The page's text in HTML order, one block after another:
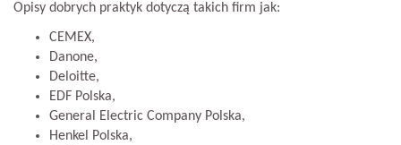
Opisy dobrych praktyk dotyczą takich firm jak:
CEMEX,
Danone,
Deloitte,
EDF Polska,
General Electric Company Polska,
Henkel Polska,